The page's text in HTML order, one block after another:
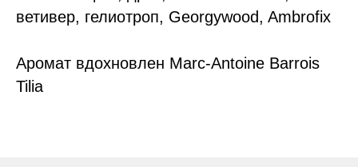
ветивер, гелиотроп, Georgywood, Ambrofix
Аромат вдохновлен Marc-Antoine Barrois
Tilia